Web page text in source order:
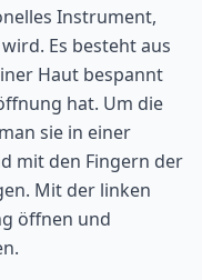
Instrument,
Es besteht aus
Haut bespannt
hat. Um die
sie in einer
mit den Fingern der
Mit der linken
öffnen und